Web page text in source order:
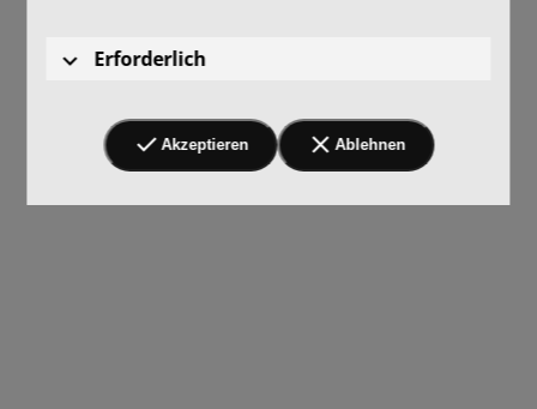
Erforderlich
Akzeptieren Ablehnen